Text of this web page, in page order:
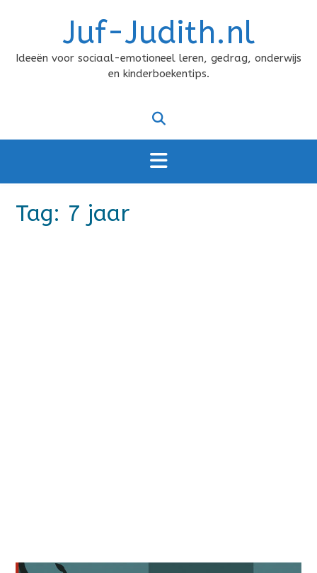
Juf-Judith.nl
Ideeën voor sociaal-emotioneel leren, gedrag, onderwijs
en kinderboekentips.
Tag: 7 jaar